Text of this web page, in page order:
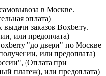
в Москве.
оплата)
заказов Boxberry.
или предоплата)
"до двери" по Москве
или предоплата)
(Оплата при
платеж), или предоплата)